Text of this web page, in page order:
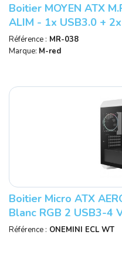
Boitier MOYEN ATX
ALIM - 1x USB3.0 +
Froid + Verre Trempé
Référence : MR-038
Marque: M-red
Boitier Micro ATX
Blanc RGB 2 USB3-4
Référence : ONEMINI ECL WT